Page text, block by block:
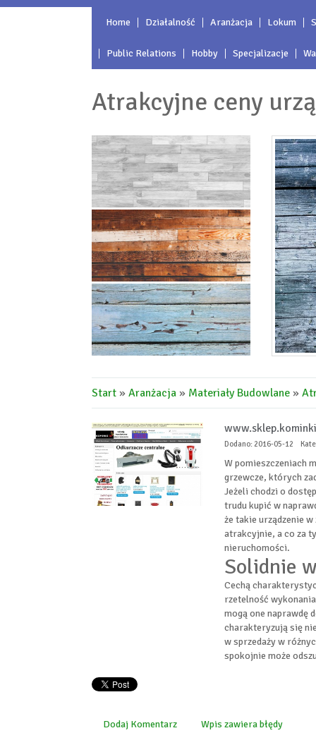
Home Działalność Aranżacja Lokum
Public Relations Hobby Specjalizacje
Atrakcyjne ceny
Start » Aranżacja » Materiały Budowlane »
Dodano: 2016-05-12
W pomieszczeniach
grzewcze, których
Jeżeli chodzi o
trudu kupić w
że takie urządzenie
atrakcyjnie, a co za
nieruchomości.
Solidnie
Cechą
rzetelność
mogą one naprawdę
charakteryzują się
w sprzedaży w
spokojnie może
Dodaj Komentarz Wpis zawiera błędy